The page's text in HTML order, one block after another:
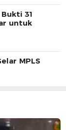
31
untuk
MPLS